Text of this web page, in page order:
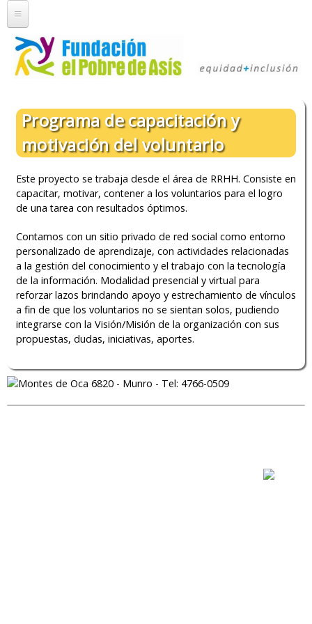
principal
Inicio
Quienes somos
Staff
Trabajo en Red
Trabajo Social
Farmacia
Ropería
Peluquería
Consultorio Clínico
Consultorio Psicológico
Duchas y Lavado de Ropa
Actividades socio-culturales
Programas
Colaboración
Club Amigos de la Fundación
Colaboración Empresas
Voluntariado
Opciones de Voluntariado
Colaborá Ahora
Comunicación
Prensa
Newsletter
Programa de radio
Contacto
Programa de capacitación y
motivación del voluntario
Este proyecto se trabaja desde el área de RRHH. Consiste en
capacitar, motivar, contener a los voluntarios para el logro
de una tarea con resultados óptimos.
Contamos con un sitio privado de red social como entorno
personalizado de aprendizaje, con actividades relacionadas
a la gestión del conocimiento y el trabajo con la tecnología
de la información. Modalidad presencial y virtual para
reforzar lazos brindando apoyo y estrechamiento de vínculos
a fin de que los voluntarios no se sientan solos, pudiendo
integrarse con la Visión/Misión de la organización con sus
propuestas, dudas, iniciativas, aportes.